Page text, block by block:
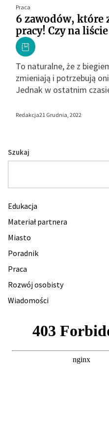
Praca
6 zawodów, które
pracy! Czy na
To naturalne, że z
zmieniają i potrzebują
Jednak w ostatnim
Redakcja21 Grudnia, 2022
Szukaj
Edukacja
Materiał partnera
Miasto
Poradnik
Praca
Rozwój osobisty
Wiadomości